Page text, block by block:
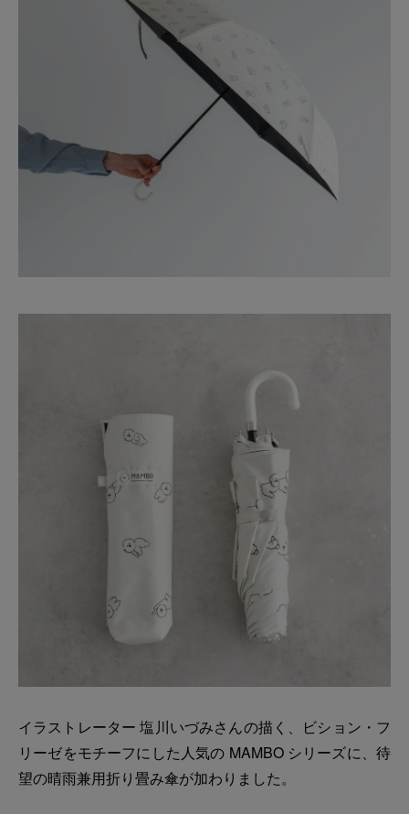
イラストレーター 塩川いづみさんの描く、ビション・フ
リーゼをモチーフにした人気の MAMBO シリーズに、待
望の晴雨兼用折り畳み傘が加わりました。